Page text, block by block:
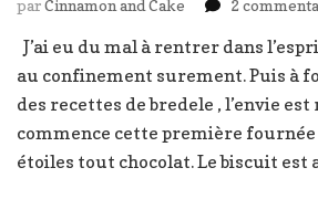
parCinnamon and Cake 2
J’ai eu du mal à rentrer dans
au confinement surement. Puis à
des recettes de bredele , l’envie est
commence cette première fournée
étoiles tout chocolat. Le biscuit est